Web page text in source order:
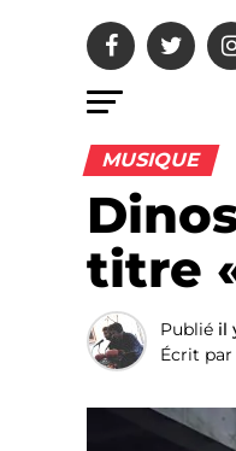
MUSIQUE
titre
Publié il
Écrit par